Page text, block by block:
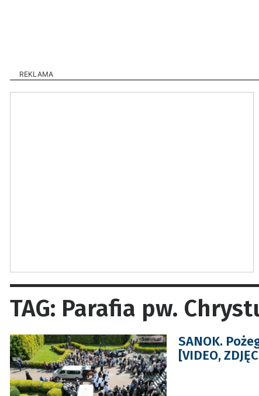
REKLAMA
TAG: Parafia pw.
SANOK.
[VIDEO,